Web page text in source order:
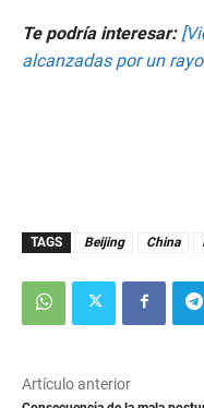
Te podría interesar:
alcanzadas por un rayo
TAGS Beijing China
Artículo anterior